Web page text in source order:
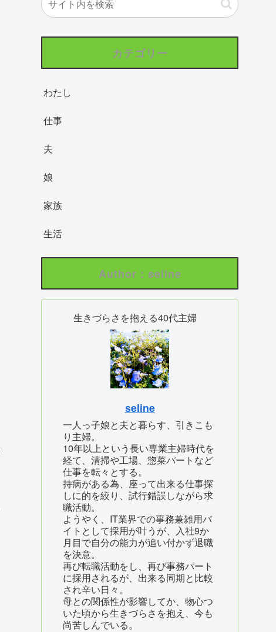
カテゴリー
わたし
仕事
夫
娘
家族
生活
Author : seline
生きづらさを抱える40代主婦
seline
一人っ子娘と夫と暮らす、引きこも
り主婦。
10年以上という長い専業主婦時代を
経て、清掃や工場、惣菜パートなど
仕事を転々とする。
持病がある為、座って出来る仕事探
しに的を絞り、試行錯誤しながら求
職活動。
ようやく、IT業界での事務兼雑用バ
イトとして採用が叶うが、入社9か
月目で自分の能力が追い付かず退職
を決意。
再び転職活動をし、再び事務パート
に採用されるが、出来る同期と比較
され辛い日々。
母との関係性が影響してか、物心つ
いた頃から生きづらさを抱え、今も
尚苦しんでいる。